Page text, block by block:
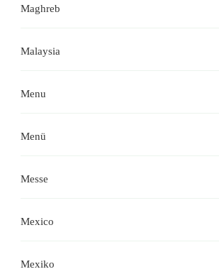
Maghreb
Malaysia
Menu
Menü
Messe
Mexico
Mexiko